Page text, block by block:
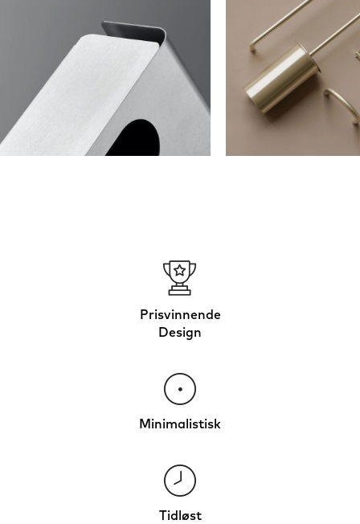
Prisvinnende
Design
Minimalistisk
Tidløst